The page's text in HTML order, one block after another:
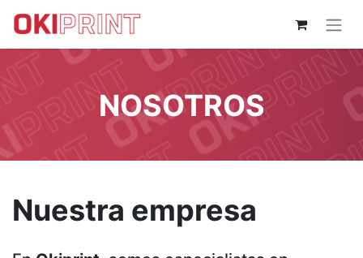
NOSOTROS
Nuestra empresa